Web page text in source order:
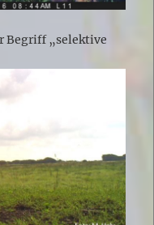
Begriff „selektive